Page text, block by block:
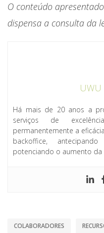
O conteúdo
dispensa a consulta da
Há mais de 20 anos a
serviços de
permanentemente a
backoffice,
potenciando o aumento
COLABORADORES